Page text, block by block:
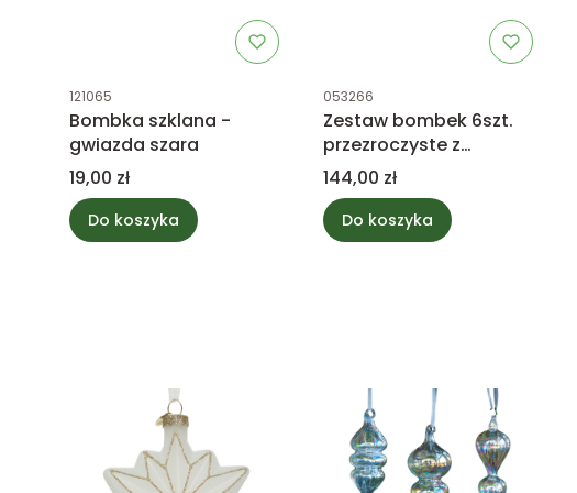
Kod produktu
121065
Bombka szklana -
gwiazda szara
Cena
19,00 zł
Do koszyka
Kod produktu
053266
Zestaw bombek 6szt.
przezroczyste z
motywem liści
Cena
144,00 zł
Do koszyka